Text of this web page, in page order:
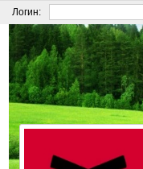
Логин: